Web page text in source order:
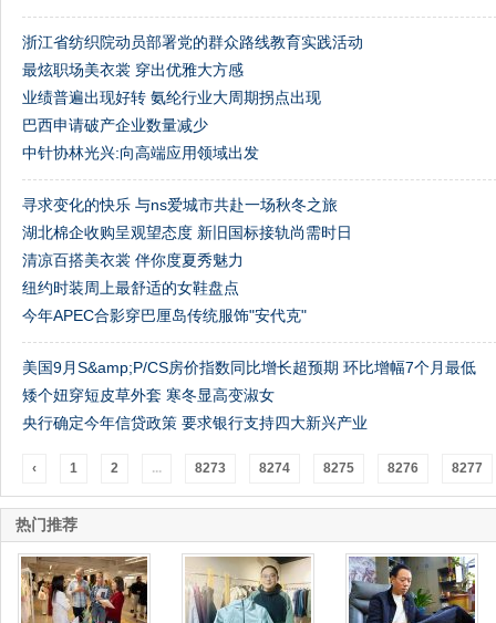
浙江省纺织院动员部署党的群众路线教育实践活动
最炫职场美衣裳 穿出优雅大方感
业绩普遍出现好转 氨纶行业大周期拐点出现
巴西申请破产企业数量减少
中针协林光兴:向高端应用领域出发
寻求变化的快乐 与ns爱城市共赴一场秋冬之旅
湖北棉企收购呈观望态度 新旧国标接轨尚需时日
清凉百搭美衣裳 伴你度夏秀魅力
纽约时装周上最舒适的女鞋盘点
今年APEC合影穿巴厘岛传统服饰"安代克"
美国9月S&amp;P/CS房价指数同比增长超预期 环比增幅7个月最低
矮个妞穿短皮草外套 寒冬显高变淑女
央行确定今年信贷政策 要求银行支持四大新兴产业
‹ 1 2 ... 8273 8274 8275 8276 8277
热门推荐